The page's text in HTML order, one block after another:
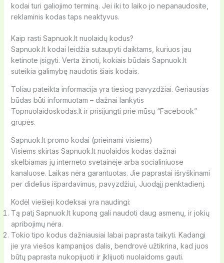
kodai turi galiojimo terminą. Jei iki to laiko jo nepanaudosite,
reklaminis kodas taps neaktyvus.
Kaip rasti Sapnuok.lt nuolaidų kodus?
Sapnuok.lt kodai leidžia sutaupyti daiktams, kuriuos jau
ketinote įsigyti. Verta žinoti, kokiais būdais Sapnuok.lt
suteikia galimybę naudotis šiais kodais.
Toliau pateikta informacija yra tiesiog pavyzdžiai. Geriausias
būdas būti informuotam – dažnai lankytis
Topnuolaidoskodas.lt ir prisijungti prie mūsų “Facebook”
grupės.
Sapnuok.lt promo kodai (prieinami visiems)
Visiems skirtas Sapnuok.lt nuolaidos kodas dažnai
skelbiamas jų interneto svetainėje arba socialiniuose
kanaluose. Laikas nėra garantuotas. Jie paprastai išryškinami
per didelius išpardavimus, pavyzdžiui, Juodąjį penktadienį.
Kodėl viešieji kodeksai yra naudingi:
Tą patį Sapnuok.lt kuponą gali naudoti daug asmenų, ir jokių
apribojimų nėra.
Tokio tipo kodus dažniausiai labai paprasta taikyti. Kadangi
jie yra viešos kampanijos dalis, bendrovė užtikrina, kad juos
būtų paprasta nukopijuoti ir įklijuoti nuolaidoms gauti.